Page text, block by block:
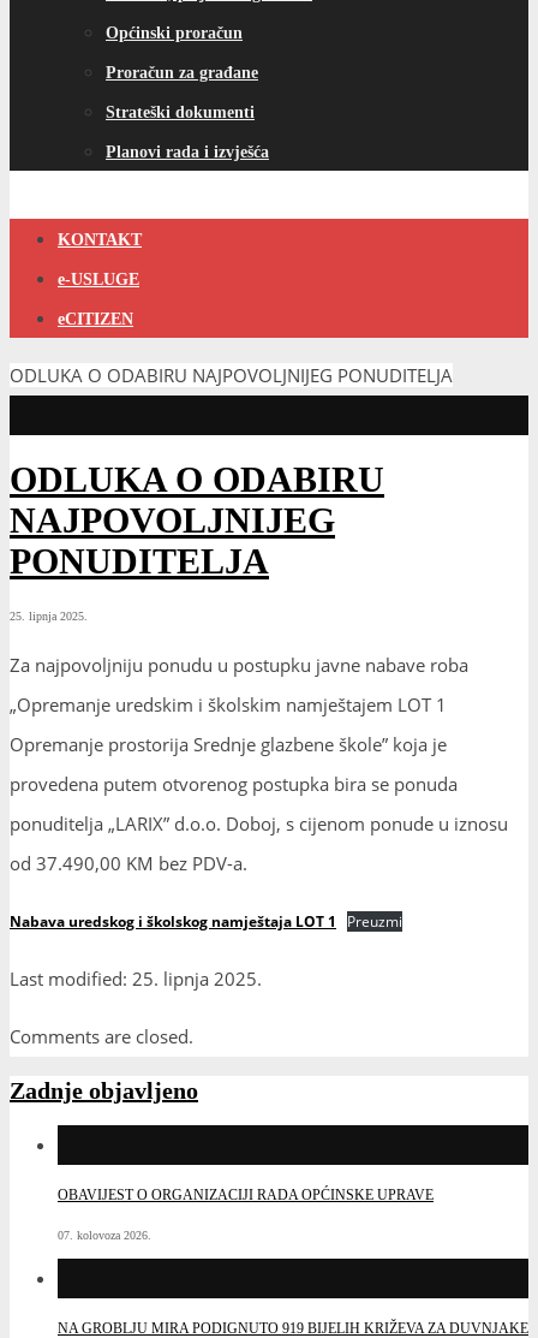
Općinski proračun
Proračun za građane
Strateški dokumenti
Planovi rada i izvješća
KONTAKT
e-USLUGE
eCITIZEN
ODLUKA O ODABIRU NAJPOVOLJNIJEG PONUDITELJA
ODLUKA O ODABIRU
NAJPOVOLJNIJEG
PONUDITELJA
25. lipnja 2025.
Za najpovoljniju ponudu u postupku javne nabave roba
„Opremanje uredskim i školskim namještajem LOT 1
Opremanje prostorija Srednje glazbene škole” koja je
provedena putem otvorenog postupka bira se ponuda
ponuditelja „LARIX” d.o.o. Doboj, s cijenom ponude u iznosu
od 37.490,00 KM bez PDV-a.
Nabava uredskog i školskog namještaja LOT 1 Preuzmi
Last modified: 25. lipnja 2025.
Comments are closed.
Zadnje objavljeno
OBAVIJEST O ORGANIZACIJI RADA OPĆINSKE UPRAVE
07. kolovoza 2026.
NA GROBLJU MIRA PODIGNUTO 919 BIJELIH KRIŽEVA ZA DUVNJAKE